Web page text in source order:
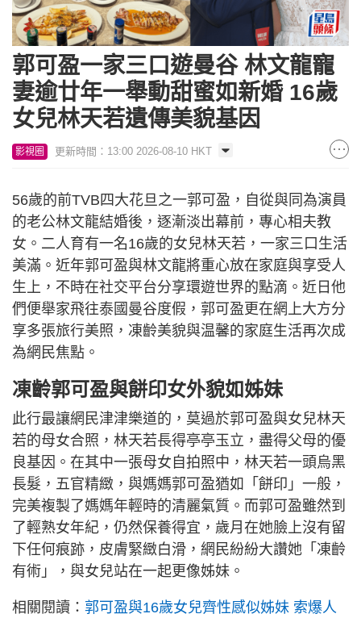
郭可盈一家三口遊曼谷 林文龍寵
妻逾廿年一舉動甜蜜如新婚 16歲
女兒林天若遺傳美貌基因
影視圈 更新時間：13:00 2026-08-10 HKT
56歲的前TVB四大花旦之一郭可盈，自從與同為演員
的老公林文龍結婚後，逐漸淡出幕前，專心相夫教
女。二人育有一名16歲的女兒林天若，一家三口生活
美滿。近年郭可盈與林文龍將重心放在家庭與享受人
生上，不時在社交平台分享環遊世界的點滴。近日他
們便舉家飛往泰國曼谷度假，郭可盈更在網上大方分
享多張旅行美照，凍齡美貌與温馨的家庭生活再次成
為網民焦點。
凍齡郭可盈與餅印女外貌如姊妹
此行最讓網民津津樂道的，莫過於郭可盈與女兒林天
若的母女合照，林天若長得亭亭玉立，盡得父母的優
良基因。在其中一張母女自拍照中，林天若一頭烏黑
長髮，五官精緻，與媽媽郭可盈猶如「餅印」一般，
完美複製了媽媽年輕時的清麗氣質。而郭可盈雖然到
了輕熟女年紀，仍然保養得宜，歲月在她臉上沒有留
下任何痕跡，皮膚緊緻白滑，網民紛紛大讚她「凍齡
有術」，與女兒站在一起更像姊妹。
相關閱讀： 郭可盈與16歲女兒齊性感似姊妹 索爆人